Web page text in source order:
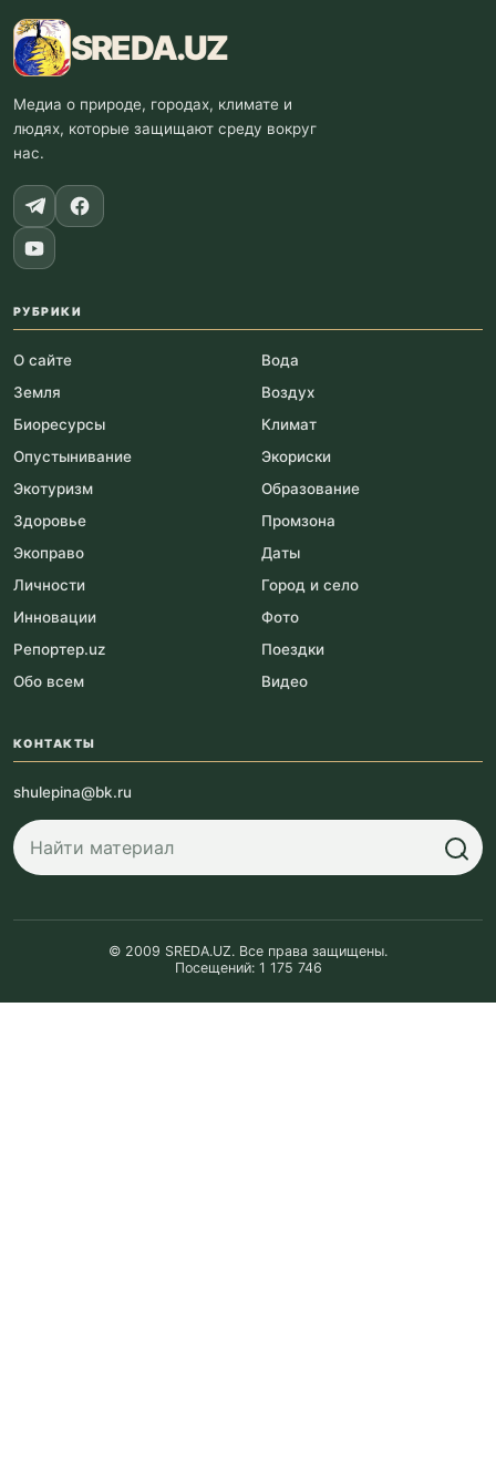
SREDA.UZ
Медиа о природе, городах, климате и
людях, которые защищают среду вокруг
нас.
РУБРИКИ
О сайте
Вода
Земля
Воздух
Биоресурсы
Климат
Опустынивание
Экориски
Экотуризм
Образование
Здоровье
Промзона
Экоправо
Даты
Личности
Город и село
Инновации
Фото
Репортер.uz
Поездки
Обо всем
Видео
КОНТАКТЫ
shulepina@bk.ru
© 2009 SREDA.UZ. Все права защищены.
Посещений: 1 175 746